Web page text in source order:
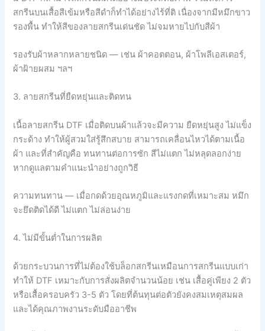
สกรีนบนเสื้อสีเข้มหรือสีดำก็ทำได้อย่างไร้ที่ติ เนื่องจากมีหมึกขาว
รองพื้น ทำให้สีของลายสกรีนเด่นชัด ไม่จมหายไปกับสีผ้า
รองรับผ้าหลากหลายชนิด — เช่น ผ้าคอตตอน, ผ้าโพลีเอสเตอร์,
ผ้าฝ้ายผสม ฯลฯ
3. ลายสกรีนที่ยืดหยุ่นและติดทน
เนื้อลายสกรีน DTF เมื่อติดบนผ้าแล้วจะมีความ ยืดหยุ่นสูง ไม่แข็ง
กระด้าง ทำให้ผู้สวมใส่รู้สึกสบาย สามารถเคลื่อนไหวได้ตามเนื้อ
ผ้า และที่สำคัญคือ ทนทานต่อการซัก สีไม่แตก ไม่หลุดลอกง่าย
หากดูแลตามคำแนะนำอย่างถูกวิธี
ความทนทาน — เมื่อกดด้วยอุณหภูมิและแรงกดที่เหมาะสม หมึก
จะยึดติดได้ดี ไม่แตก ไม่ล่อนง่าย
4. ไม่มีขั้นต่ำในการผลิต
ด้วยกระบวนการที่ไม่ต้องใช้บล็อกสกรีนเหมือนการสกรีนแบบเก่า
ทำให้ DTF เหมาะกับการสั่งผลิตจำนวนน้อย เช่น เสื้อคู่เพียง 2 ตัว
หรือเสื้อครอบครัว 3-5 ตัว โดยที่ต้นทุนต่อตัวยังคงสมเหตุสมผล
และได้คุณภาพงานระดับมืออาชีพ